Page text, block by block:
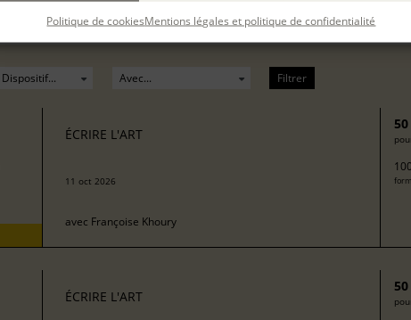
Politique de cookiesMentions légales et politique de confidentialité
Filtrer
ÉCRIRE L'ART
11 oct 2026
avec Françoise Khoury
ÉCRIRE L'ART